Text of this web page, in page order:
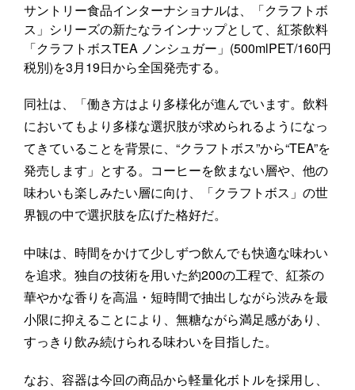
サントリー食品インターナショナルは、「クラフトボ
ス」シリーズの新たなラインナップとして、紅茶飲料
「クラフトボスTEA ノンシュガー」(500mlPET/160円
税別)を3月19日から全国発売する。
同社は、「働き方はより多様化が進んでいます。飲料
においてもより多様な選択肢が求められるようになっ
てきていることを背景に、“クラフトボス”から“TEA”を
発売します」とする。コーヒーを飲まない層や、他の
味わいも楽しみたい層に向け、「クラフトボス」の世
界観の中で選択肢を広げた格好だ。
中味は、時間をかけて少しずつ飲んでも快適な味わい
を追求。独自の技術を用いた約200の工程で、紅茶の
華やかな香りを高温・短時間で抽出しながら渋みを最
小限に抑えることにより、無糖ながら満足感があり、
すっきり飲み続けられる味わいを目指した。
なお、容器は今回の商品から軽量化ボトルを採用し、